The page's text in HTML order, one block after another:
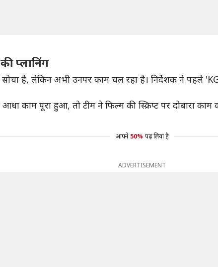
प्लानिंग
है, लेकिन अभी उनपर काम चल रहा है। निर्देशक ने पहले
काम पूरा हुआ, तो टीम ने फिल्म की स्क्रिप्ट पर दोबारा
आपने 50% पढ़ लिया है
ADVERTISEMENT